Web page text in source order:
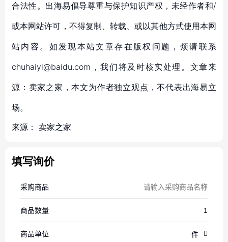
合法性。出海易倡导尊重与保护知识产权，未经作者和/
或本网站许可，不得复制、转载、或以其他方式使用本网
站内容。如发现本站文章存在版权问题，烦请联系
chuhaiyi@baidu.com，我们将及时核实处理。文章来
源：卖家之家，本文为作者独立观点，不代表出海易立
场。
来源： 卖家之家
填写询价